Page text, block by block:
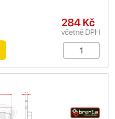
284 Kč
včetně DPH